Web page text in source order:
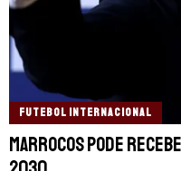
FUTEBOL INTERNACIONAL
Marrocos pode